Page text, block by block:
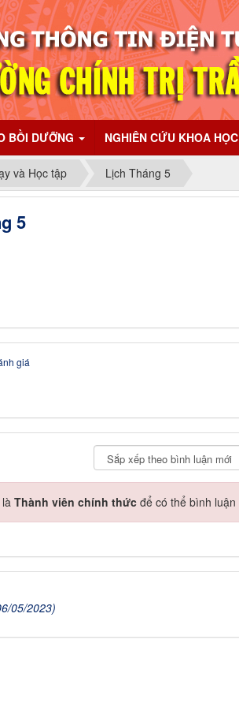
BỒI DƯỠNG NGHIÊN CỨU KHOA HỌC
và Học tập Lịch Tháng 5
5
giá
Thành viên chính thức để có thể bình luận
05/2023)